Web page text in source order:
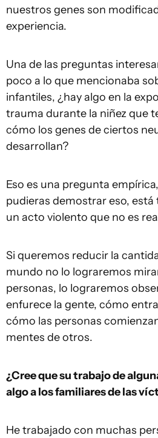
nuestros genes son
experiencia.
Una de las preguntas
poco a lo que mencionaba
infantiles, ¿hay algo en la
trauma durante la niñez que
cómo los genes de ciertos
desarrollan?
Eso es una pregunta
pudieras demostrar eso,
un acto violento que no es
Si queremos reducir la
mundo no lo lograremos
personas, lo lograremos
enfurece la gente, cómo
cómo las personas
mentes de otros.
¿Cree que su trabajo de
algo a los familiares de las
He trabajado con muchas